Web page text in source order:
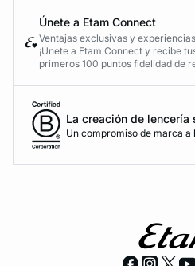
Únete a Etam Connect
Ventajas exclusivas y
¡Únete a Etam Connect y recibe
primeros 100 puntos fidelidad de
La creación de lencería
Un compromiso de marca a